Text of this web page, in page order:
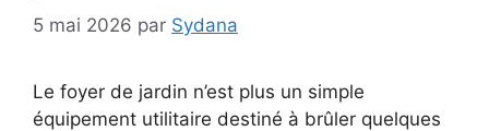
5 mai 2026 par Sydana
Le foyer de jardin n’est plus un simple
équipement utilitaire destiné à brûler quelques